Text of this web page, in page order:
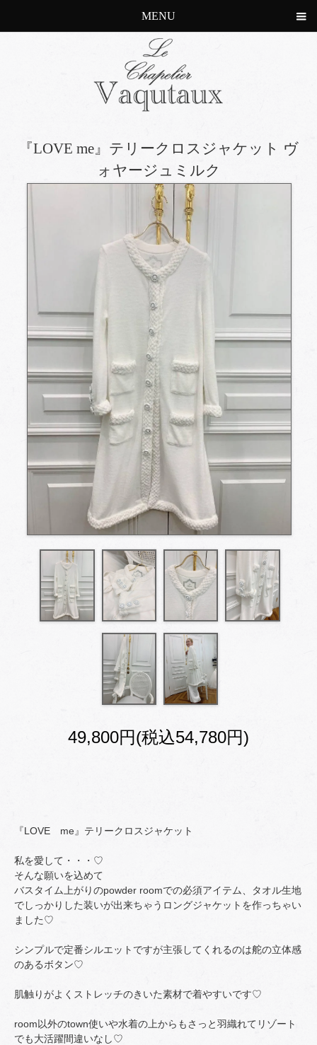
MENU
『LOVE me』テリークロスジャケット ヴ
ォヤージュミルク
49,800円(税込54,780円)
『LOVE me』テリークロスジャケット
私を愛して・・・♡
そんな願いを込めて
バスタイム上がりのpowder roomでの必須アイテム、タオル生地
でしっかりした装いが出来ちゃうロングジャケットを作っちゃい
ました♡
シンプルで定番シルエットですが主張してくれるのは舵の立体感
のあるボタン♡
肌触りがよくストレッチのきいた素材で着やすいです♡
room以外のtown使いや水着の上からもさっと羽織れてリゾート
でも大活躍間違いなし♡